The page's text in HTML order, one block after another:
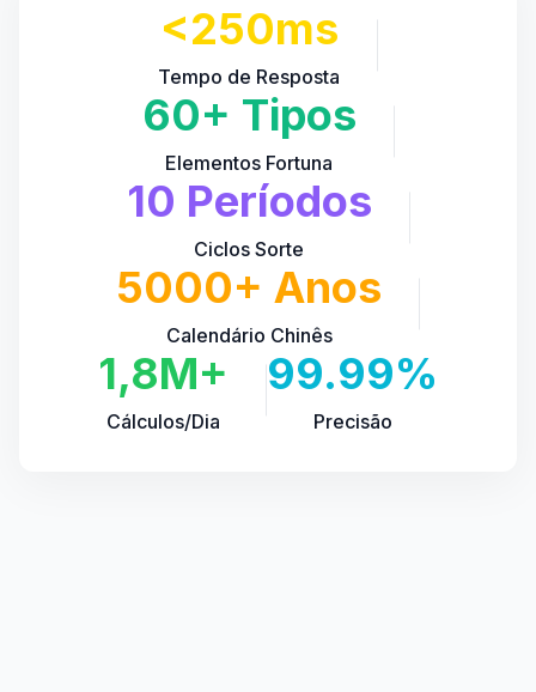
<250ms
Tempo de Resposta
60+ Tipos
Elementos Fortuna
10 Períodos
Ciclos Sorte
5000+ Anos
Calendário Chinês
1,8M+
Cálculos/Dia
99.99%
Precisão